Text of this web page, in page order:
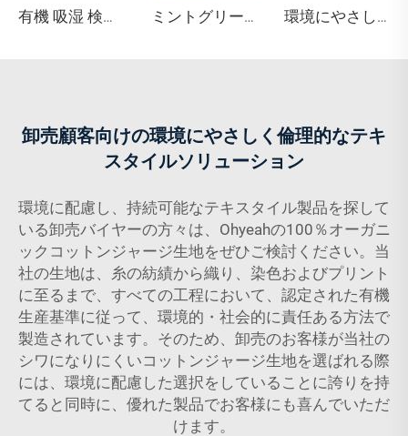
有機 吸湿 検温 抗菌 通気性あり ストレッチ 環境にやさしい 中肉 アクティブウェア用コットン生地 ミントグリーン 220GSM バンブー・オーガニックコットン・スパンデックス ジャージ生地（アパレル・スポーツウェア用、抗菌・環境にやさしい仕様） 環境にやさしいストレッチ防水帯電防止縮み防止 30% Coolmaxポリエステル 70% スーピマコットン 170GSM ベッド用生地
卸売顧客向けの環境にやさしく倫理的なテキ
スタイルソリューション
環境に配慮し、持続可能なテキスタイル製品を探して
いる卸売バイヤーの方々は、Ohyeahの100％オーガニ
ックコットンジャージ生地をぜひご検討ください。当
社の生地は、糸の紡績から織り、染色およびプリント
に至るまで、すべての工程において、認定された有機
生産基準に従って、環境的・社会的に責任ある方法で
製造されています。そのため、卸売のお客様が当社の
シワになりにくいコットンジャージ生地を選ばれる際
には、環境に配慮した選択をしていることに誇りを持
てると同時に、優れた製品でお客様にも喜んでいただ
けます。